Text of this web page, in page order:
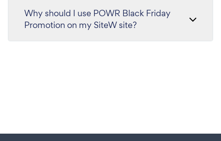
Why should I use POWR Black Friday
Promotion on my SiteW site?